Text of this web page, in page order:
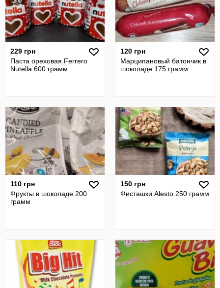
229 грн
Паста ореховая Ferrero
Nutella 600 грамм
120 грн
Марципановый батончик в
шоколаде 175 грамм
110 грн
Фрукты в шоколаде 200
грамм
150 грн
Фисташки Alesto 250 грамм